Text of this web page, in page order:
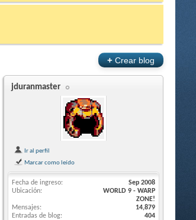
+Crear blog
jduranmaster
Ir al perfil
Marcar como leído
Fecha de ingreso
Sep 2008
Ubicación
WORLD 9 - WARP
ZONE!
Mensajes
14,879
Entradas de blog
404